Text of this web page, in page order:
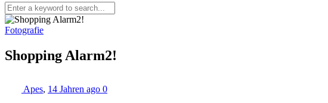
Fotografie
Shopping Alarm2!
Apes, 14 Jahren ago 0